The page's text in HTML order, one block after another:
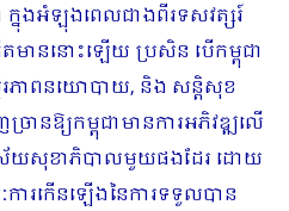
ក្នុងអំឡុងពេលជាងពីរទសវត្សរ៍
ាននោះឡើយ ប្រសិន បើកម្ពុជា
ភាពនយោបាយ, និង សន្តិសុខ
រានឱ្យកម្ពុជាមានការអភិវឌ្ឍលើ
ស័យសុខាភិបាលមួយផងដែរ ដោយ
រកើនឡើងនៃការទទួលបាន